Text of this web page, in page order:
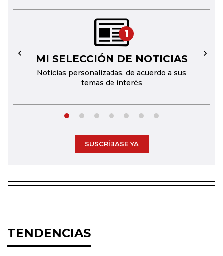
1
MI SELECCIÓN DE NOTICIAS
Noticias personalizadas, de acuerdo a sus
temas de interés
← →
SUSCRÍBASE YA
TENDENCIAS